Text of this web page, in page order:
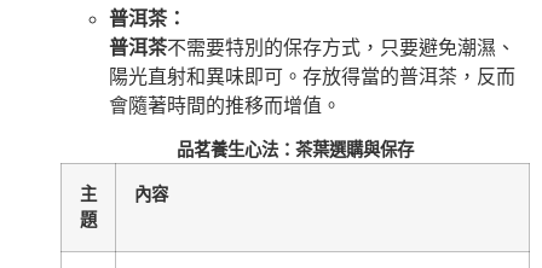
普洱茶：
普洱茶不需要特別的保存方式，只要避免潮濕、
陽光直射和異味即可。存放得當的普洱茶，反而
會隨著時間的推移而增值。
品茗養生心法：茶葉選購與保存
主
題
內容